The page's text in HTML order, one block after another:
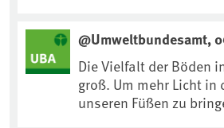
anpassen?🤔Antworten
weitere Fragen auf
www.uba.de/
#Klimawandel
@Umweltbundesamt,
Die Vielfalt der Böden
groß. Um mehr Licht in
unseren Füßen zu